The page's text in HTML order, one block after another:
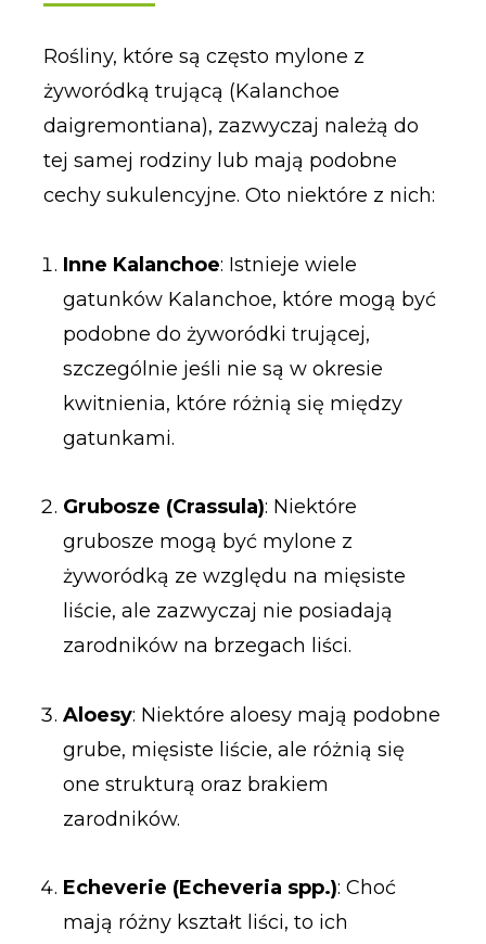
Rośliny, które są często mylone z
żyworódką trującą (Kalanchoe
daigremontiana), zazwyczaj należą do
tej samej rodziny lub mają podobne
cechy sukulencyjne. Oto niektóre z nich:
Inne Kalanchoe: Istnieje wiele
gatunków Kalanchoe, które mogą być
podobne do żyworódki trującej,
szczególnie jeśli nie są w okresie
kwitnienia, które różnią się między
gatunkami.
Grubosze (Crassula): Niektóre
grubosze mogą być mylone z
żyworódką ze względu na mięsiste
liście, ale zazwyczaj nie posiadają
zarodników na brzegach liści.
Aloesy: Niektóre aloesy mają podobne
grube, mięsiste liście, ale różnią się
one strukturą oraz brakiem
zarodników.
Echeverie (Echeveria spp.): Choć
mają różny kształt liści, to ich